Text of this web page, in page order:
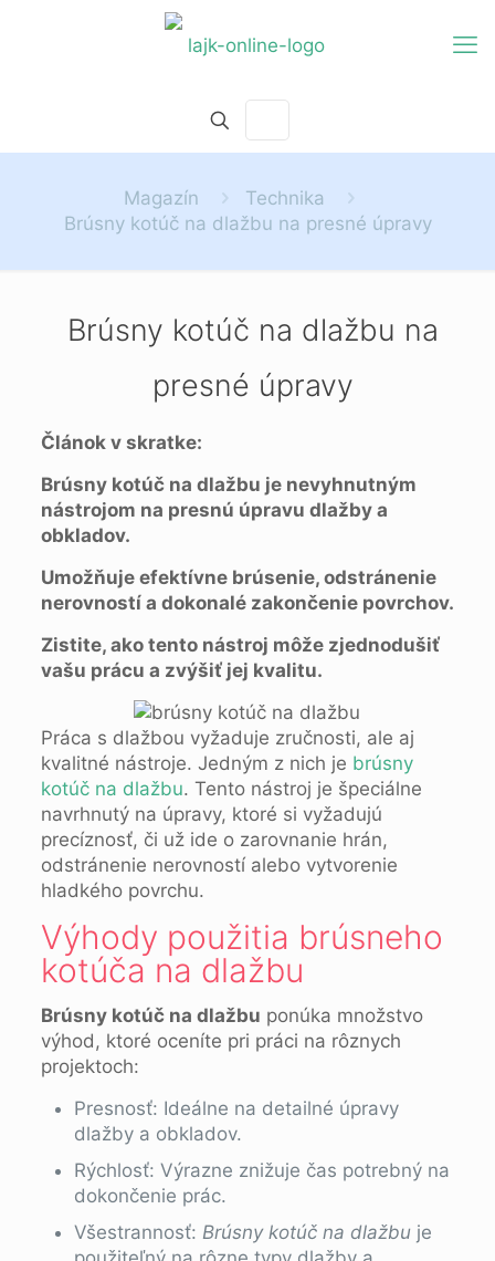
Magazín
Technika
Brúsny kotúč na dlažbu na presné úpravy
Brúsny kotúč na dlažbu na
presné úpravy
Článok v skratke:
Brúsny kotúč na dlažbu je nevyhnutným
nástrojom na presnú úpravu dlažby a
obkladov.
Umožňuje efektívne brúsenie, odstránenie
nerovností a dokonalé zakončenie povrchov.
Zistite, ako tento nástroj môže zjednodušiť
vašu prácu a zvýšiť jej kvalitu.
Práca s dlažbou vyžaduje zručnosti, ale aj
kvalitné nástroje. Jedným z nich je brúsny
kotúč na dlažbu. Tento nástroj je špeciálne
navrhnutý na úpravy, ktoré si vyžadujú
precíznosť, či už ide o zarovnanie hrán,
odstránenie nerovností alebo vytvorenie
hladkého povrchu.
Výhody použitia brúsneho
kotúča na dlažbu
Brúsny kotúč na dlažbu ponúka množstvo
výhod, ktoré oceníte pri práci na rôznych
projektoch:
Presnosť: Ideálne na detailné úpravy
dlažby a obkladov.
Rýchlosť: Výrazne znižuje čas potrebný na
dokončenie prác.
Všestrannosť: Brúsny kotúč na dlažbu je